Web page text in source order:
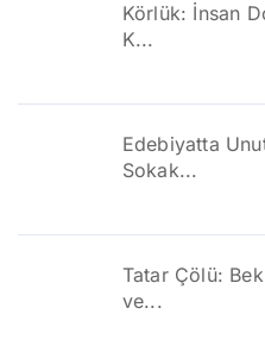
Körlük: İnsan
K...
Edebiyatta
Sokak...
Tatar Çölü:
ve...